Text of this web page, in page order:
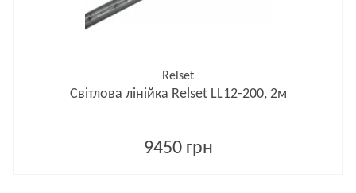
Relset
Світлова лінійка Relset LL12-200, 2м
9450 грн